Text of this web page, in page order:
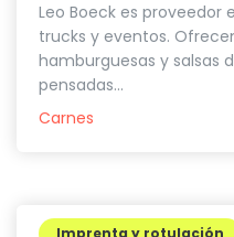
Leo Boeck es proveedor
trucks y eventos.
hamburguesas y salsas
pensadas...
Carnes
Imprenta y rotulación